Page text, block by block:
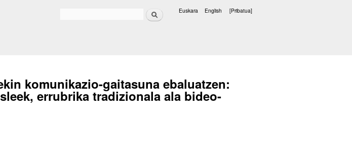
Bilatu Euskara English [Pribatua]
komunikazio-gaitasuna ebaluatzen:
errubrika tradizionala ala bideo-